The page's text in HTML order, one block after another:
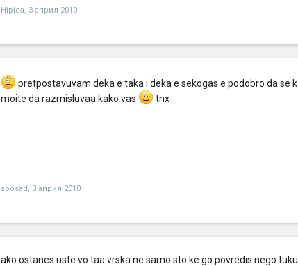
Hipica, 3 април 2010
pretpostavuvam deka e taka i deka e sekogas e podobro da se
moite da razmisluvaa kako vas
tnx
soosad, 3 април 2010
ako ostanes uste vo taa vrska ne samo sto ke go povredis nego